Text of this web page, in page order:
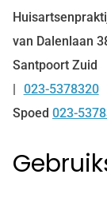
van Dalenlaan
Santpoort Zuid
Tel:
023-5378320
Spoed 023-